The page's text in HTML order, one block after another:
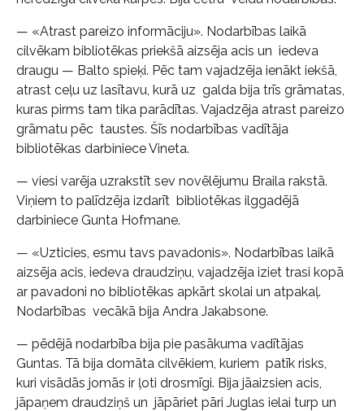
— «Atrast pareizo informāciju». Nodarbības laikā
cilvēkam bibliotēkas priekšā aizsēja acis un iedeva
draugu — Balto spieķi. Pēc tam vajadzēja ienākt iekšā,
atrast ceļu uz lasītavu, kurā uz galda bija trīs grāmatas,
kuras pirms tam tika parādītas. Vajadzēja atrast pareizo
grāmatu pēc taustes. Šīs nodarbības vadītāja
bibliotēkas darbiniece Vineta.
— viesi varēja uzrakstīt sev novēlējumu Braila rakstā.
Viņiem to palīdzēja izdarīt bibliotēkas ilggadējā
darbiniece Gunta Hofmane.
— «Uzticies, esmu tavs pavadonis». Nodarbības laikā
aizsēja acis, iedeva draudziņu, vajadzēja iziet trasi kopā
ar pavadoni no bibliotēkas apkārt skolai un atpakaļ.
Nodarbības vecākā bija Andra Jakabsone.
— pēdējā nodarbība bija pie pasākuma vadītājas
Guntas. Tā bija domāta cilvēkiem, kuriem patīk risks,
kuri visādās jomās ir ļoti drosmīgi. Bija jāaizsien acis,
jāpaņem draudziņš un jāpāriet pāri Juglas ielai turp un